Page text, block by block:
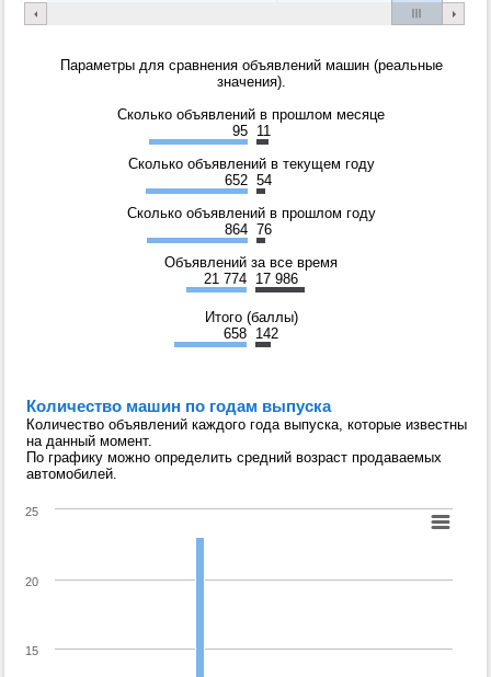
Параметры для сравнения объявлений машин (реальные
значения).
Сколько объявлений в прошлом месяце
95 11
Сколько объявлений в текущем году
652 54
Сколько объявлений в прошлом году
864 76
Объявлений за все время
21 774 17 986
Итого (баллы)
658 142
Количество машин по годам выпуска
Количество объявлений каждого года выпуска, которые известны
на данный момент.
По графику можно определить средний возраст продаваемых
автомобилей.
15
20
25